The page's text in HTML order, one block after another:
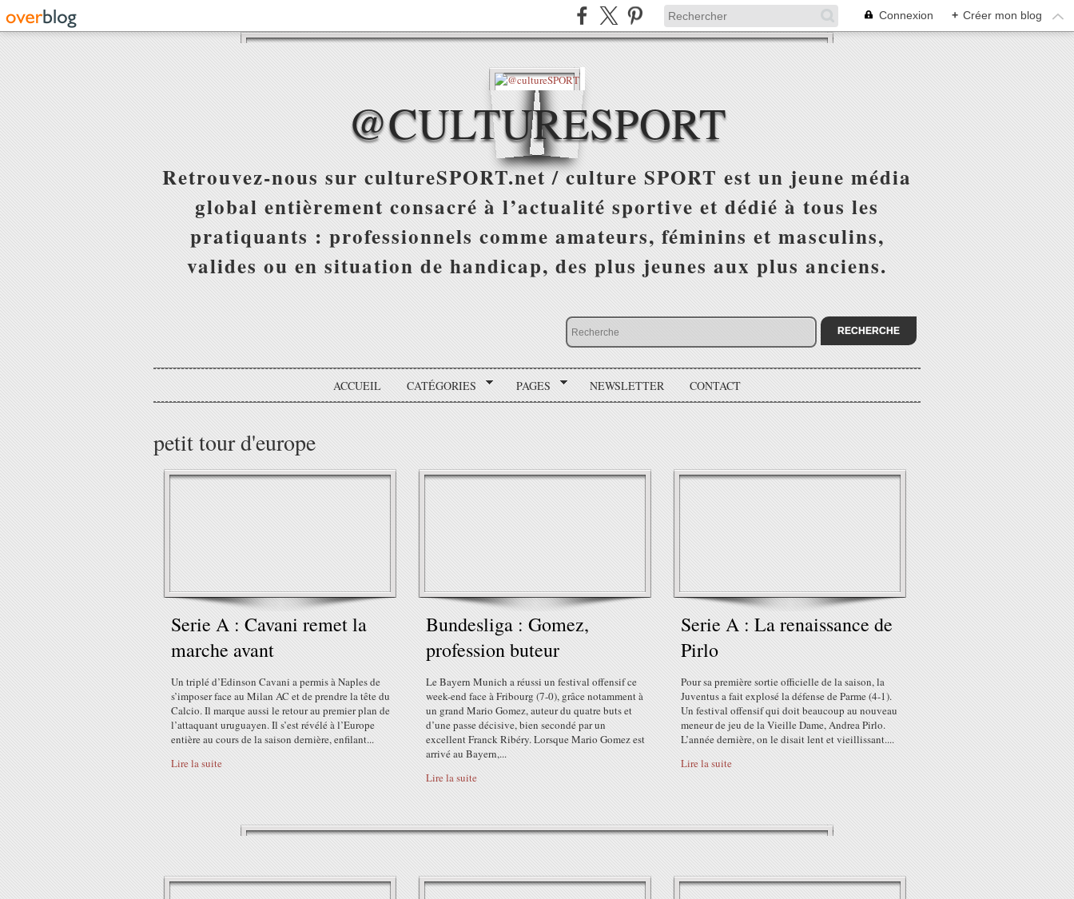
Connexion + Créer mon blog
@CULTURESPORT
Retrouvez-nous sur cultureSPORT.net / culture SPORT est un jeune média
global entièrement consacré à l’actualité sportive et dédié à tous les
pratiquants : professionnels comme amateurs, féminins et masculins,
valides ou en situation de handicap, des plus jeunes aux plus anciens.
ACCUEIL CATÉGORIES PAGES NEWSLETTER CONTACT
petit tour d'europe
Serie A : Cavani remet la
marche avant
Un triplé d’Edinson Cavani a permis à Naples de
s’imposer face au Milan AC et de prendre la tête du
Calcio. Il marque aussi le retour au premier plan de
l’attaquant uruguayen. Il s’est révélé à l’Europe
entière au cours de la saison dernière, enfilant...
Lire la suite
Bundesliga : Gomez,
profession buteur
Le Bayern Munich a réussi un festival offensif ce
week-end face à Fribourg (7-0), grâce notamment à
un grand Mario Gomez, auteur du quatre buts et
d’une passe décisive, bien secondé par un
excellent Franck Ribéry. Lorsque Mario Gomez est
arrivé au Bayern,...
Lire la suite
Serie A : La renaissance de
Pirlo
Pour sa première sortie officielle de la saison, la
Juventus a fait explosé la défense de Parme (4-1).
Un festival offensif qui doit beaucoup au nouveau
meneur de jeu de la Vieille Dame, Andrea Pirlo.
L’année dernière, on le disait lent et vieillissant....
Lire la suite